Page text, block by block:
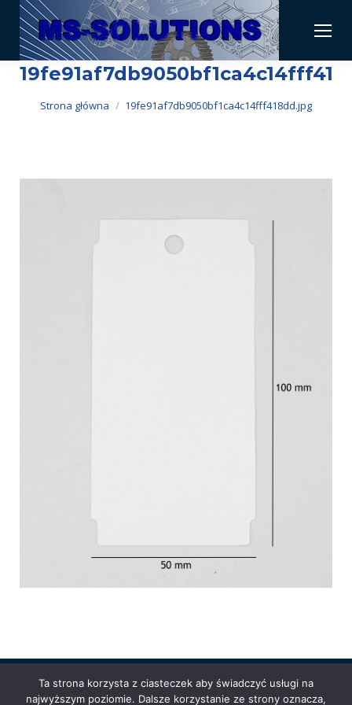
Jesteś tutaj:
Strona główna 19fe91af7db9050bf1ca4c14fff418dd.jpg
Ta strona korzysta z ciasteczek aby świadczyć usługi na
najwyższym poziomie. Dalsze korzystanie ze strony oznacza,